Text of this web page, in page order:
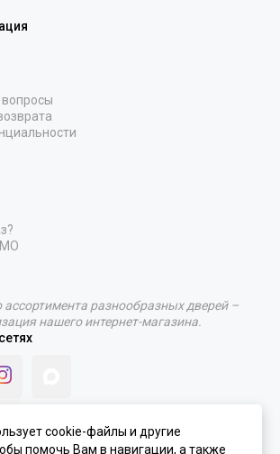
МО
разнообразных дверей –
нашего интернет-магазина.
cookie-файлы и другие
помочь Вам в навигации, а также